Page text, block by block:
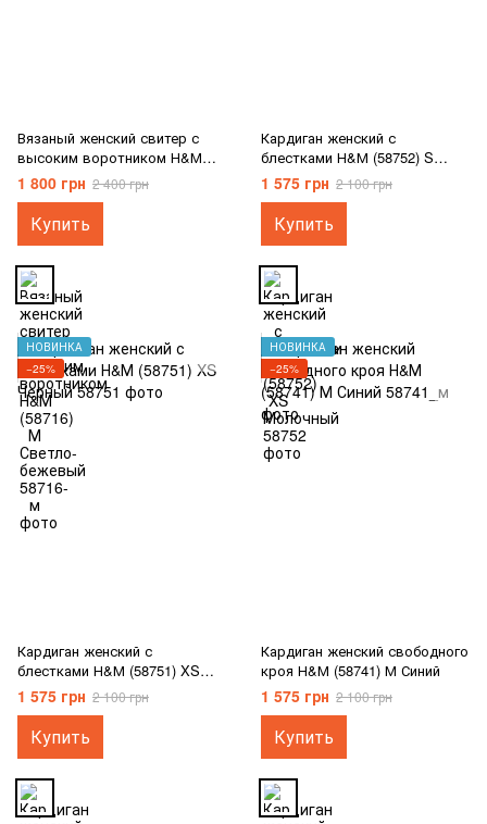
Вязаный женский свитер с
высоким воротником Н&М
(58716) М Светло-бежевый
1 800 грн 2 400 грн
Купить
Кардиган женский с
блестками Н&М (58752) S
Молочный
1 575 грн 2 100 грн
Купить
НОВИНКА
−25%
Кардиган женский с
блестками Н&М (58751) XS
Черный
1 575 грн 2 100 грн
Купить
НОВИНКА
−25%
Кардиган женский свободного
кроя Н&М (58741) М Синий
1 575 грн 2 100 грн
Купить